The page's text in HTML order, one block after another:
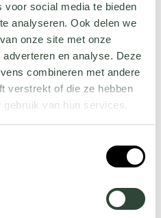
voor social media te bieden
analyseren. Ook delen we
onze site met onze
en analyse. Deze
combineren met andere
verstrekt of die ze hebben
van hun services.